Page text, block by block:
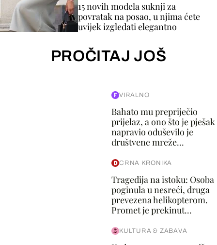
15 novih modela suknji za
povratak na posao, u njima ćete
uvijek izgledati elegantno
PROČITAJ JOŠ
VIRALNO
Bahato mu prepriječio
prijelaz, a ono što je pješak
napravio oduševilo je
društvene mreže...
CRNA KRONIKA
Tragedija na istoku: Osoba
poginula u nesreći, druga
prevezena helikopterom.
Promet je prekinut...
KULTURA & ZABAVA